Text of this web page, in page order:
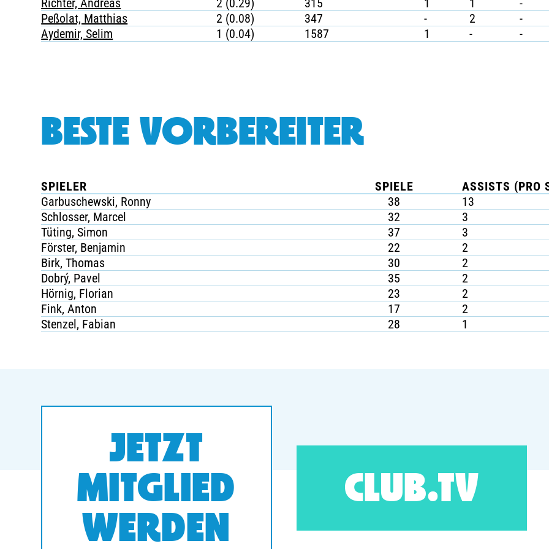
Richter, Andreas
2 (0.29) 315 1 1 -
Peßolat, Matthias
2 (0.08) 347 - 2 -
Aydemir, Selim
1 (0.04) 1587 1 - -
BESTE VORBEREITER
SPIELER SPIELE
ASSISTS (PRO
Garbuschewski, Ronny
38
13
Schlosser, Marcel
32
3
Tüting, Simon
37
3
Förster, Benjamin
22
2
Birk, Thomas
30
2
Dobrý, Pavel
35
2
Hörnig, Florian
23
2
Fink, Anton
17
2
Stenzel, Fabian
28 1
JETZT
MITGLIED
WERDEN
CLUB.TV